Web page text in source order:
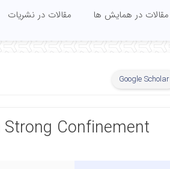
مقالات در همایش ها مقالات در نشریات
Google Scholar
Confinement